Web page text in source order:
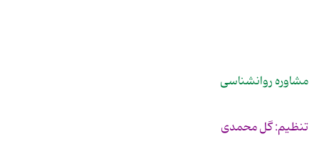
مشاوره روانشناسی
تنظیم: گل محمدی